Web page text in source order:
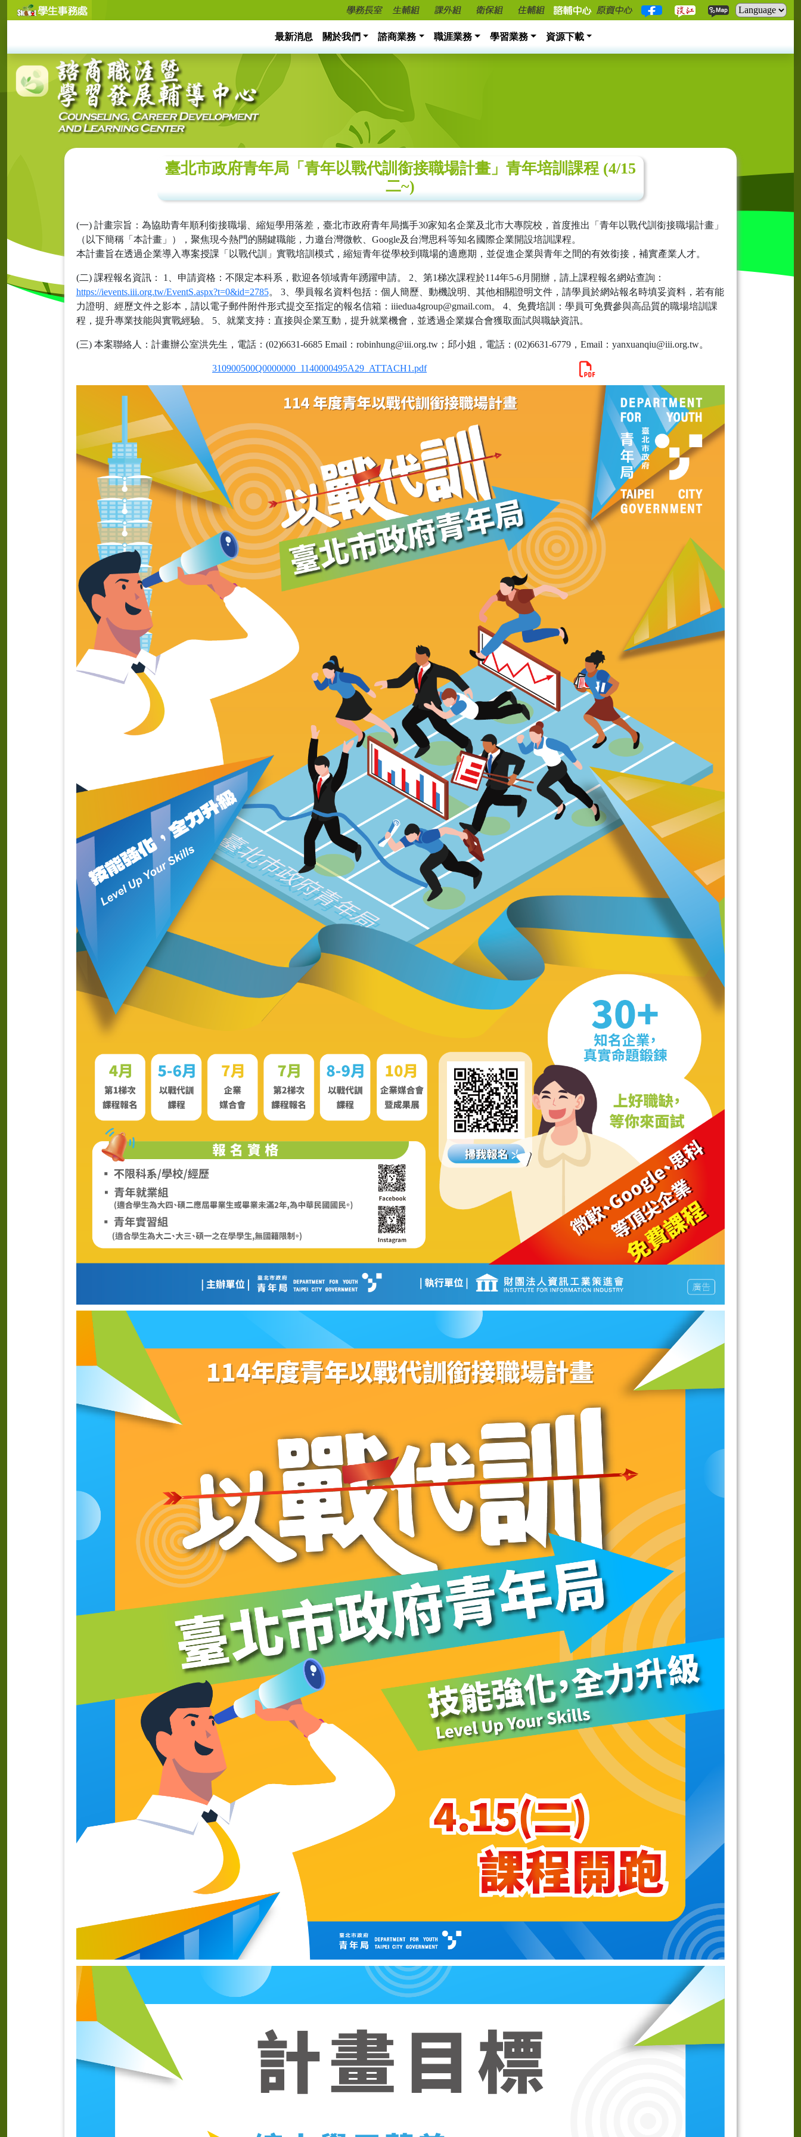
最新消息 關於我們 諮商業務 職涯業務 學習業務 資源下載
臺北市政府青年局「青年以戰代訓銜接職場計畫」青年培訓課程 (4/15
二~)
(一) 計畫宗旨：為協助青年順利銜接職場、縮短學用落差，臺北市政府青年局攜手30家知名企業及北市大專院校，首度推出「青年以戰代訓銜接職場計畫」
（以下簡稱「本計畫」），聚焦現今熱門的關鍵職能，力邀台灣微軟、Google及台灣思科等知名國際企業開設培訓課程。
本計畫旨在透過企業導入專案授課「以戰代訓」實戰培訓模式，縮短青年從學校到職場的適應期，並促進企業與青年之間的有效銜接，補實產業人才。
(二) 課程報名資訊： 1、申請資格：不限定本科系，歡迎各領域青年踴躍申請。 2、第1梯次課程於114年5-6月開辦，請上課程報名網站查詢：
https://ievents.iii.org.tw/EventS.aspx?t=0&id=2785。 3、學員報名資料包括：個人簡歷、動機說明、其他相關證明文件，請學員於網站報名時填妥資料，若有能
力證明、經歷文件之影本，請以電子郵件附件形式提交至指定的報名信箱：iiiedua4group@gmail.com。 4、免費培訓：學員可免費參與高品質的職場培訓課
程，提升專業技能與實戰經驗。 5、就業支持：直接與企業互動，提升就業機會，並透過企業媒合會獲取面試與職缺資訊。
(三) 本案聯絡人：計畫辦公室洪先生，電話：(02)6631-6685 Email：robinhung@iii.org.tw；邱小姐，電話：(02)6631-6779，Email：yanxuanqiu@iii.org.tw。
310900500Q0000000_1140000495A29_ATTACH1.pdf